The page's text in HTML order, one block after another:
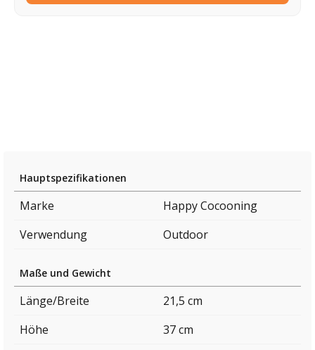
Hauptspezifikationen
Marke
Happy Cocooning
Verwendung
Outdoor
Maße und Gewicht
Länge/Breite
21,5 cm
Höhe
37 cm